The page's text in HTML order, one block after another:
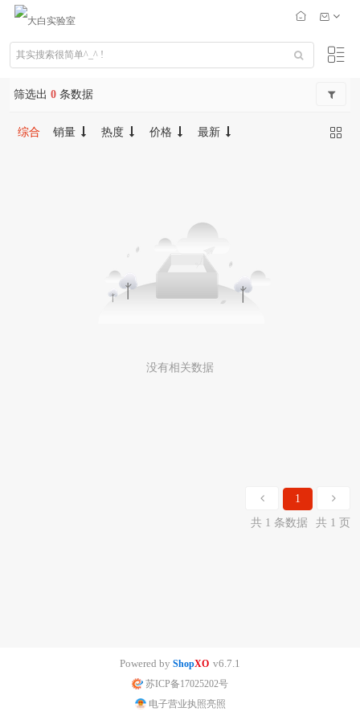
筛选出 0 条数据
综合 销量 热度 价格 最新
没有相关数据
1
共 1 条数据
共 1 页
Powered by ShopXO v6.7.1
苏ICP备17025202号
电子营业执照亮照